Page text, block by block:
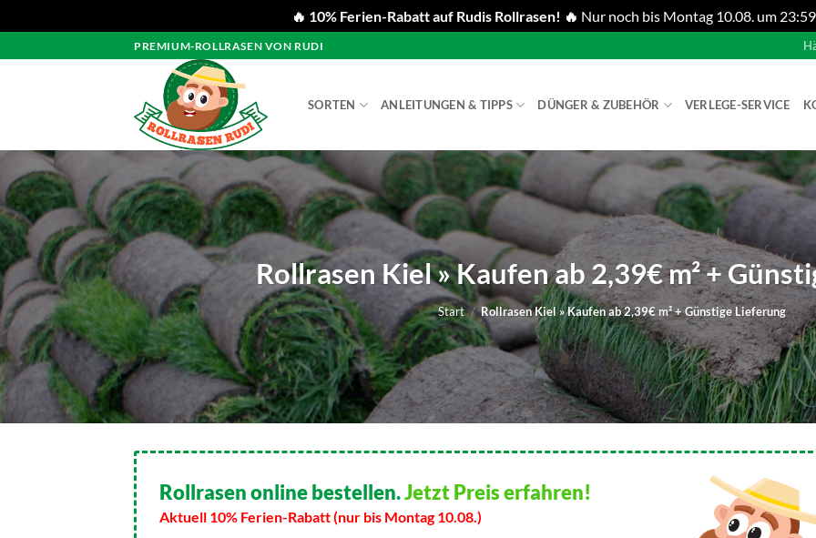
🔥 10% Ferien-Rabatt auf Rudis Rollrasen! 🔥 Nur noch bis Montag 10.08. um
Inhalt
PREMIUM-ROLLRASEN VON RUDI
SORTEN ANLEITUNGEN & TIPPS DÜNGER & ZUBEHÖR VERLEGE-SERVICE
Rollrasen Kiel » Kaufen ab 2,39€ m² +
Start / Rollrasen Kiel » Kaufen ab 2,39€ m² + Günstige Lieferung
Rollrasen online bestellen.Jetzt Preis erfahren!
Aktuell 10% Ferien-Rabatt (nur bis Montag 10.08.)